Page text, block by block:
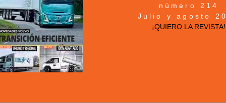
VRÖ
número 214
Julio y agosto
¡QUIERO LA REVISTA!